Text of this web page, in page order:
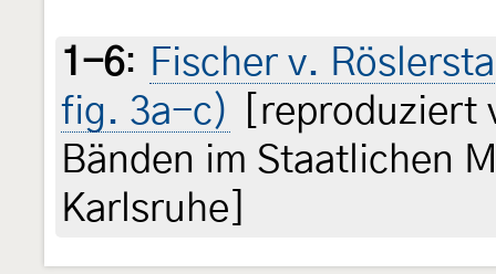
1-6: Fischer v.
fig. 3a-c)
[reproduziert
Bänden im Staatlichen
Karlsruhe]